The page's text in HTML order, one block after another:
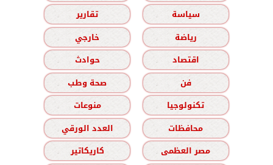
سياسة
تقارير
رياضة
خارجي
اقتصاد
حوادث
فن
صحة وطب
تكنولوجيا
منوعات
محافظات
العدد الورقي
مصر العظمى
كاريكاتير